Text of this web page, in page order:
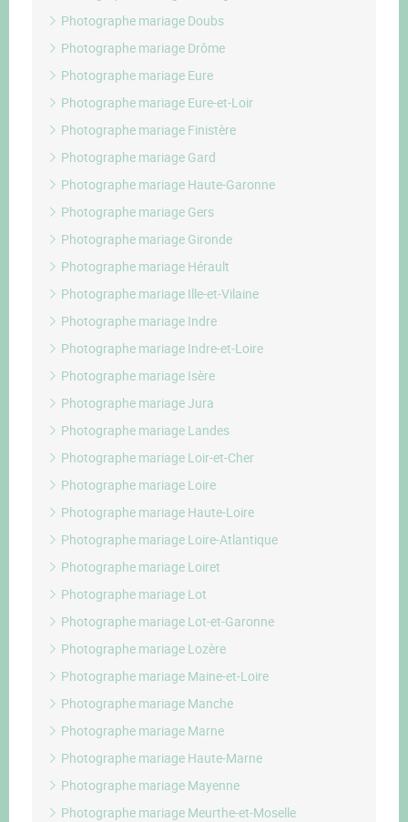
Photographe mariage Doubs
Photographe mariage Drôme
Photographe mariage Eure
Photographe mariage Eure-et-Loir
Photographe mariage Finistère
Photographe mariage Gard
Photographe mariage Haute-Garonne
Photographe mariage Gers
Photographe mariage Gironde
Photographe mariage Hérault
Photographe mariage Ille-et-Vilaine
Photographe mariage Indre
Photographe mariage Indre-et-Loire
Photographe mariage Isère
Photographe mariage Jura
Photographe mariage Landes
Photographe mariage Loir-et-Cher
Photographe mariage Loire
Photographe mariage Haute-Loire
Photographe mariage Loire-Atlantique
Photographe mariage Loiret
Photographe mariage Lot
Photographe mariage Lot-et-Garonne
Photographe mariage Lozère
Photographe mariage Maine-et-Loire
Photographe mariage Manche
Photographe mariage Marne
Photographe mariage Haute-Marne
Photographe mariage Mayenne
Photographe mariage Meurthe-et-Moselle